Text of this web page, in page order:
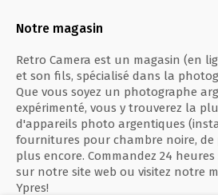
Notre magasin
Retro Camera est un magasin (en
et son fils, spécialisé dans la
Que vous soyez un photographe
expérimenté, vous y trouverez la
d'appareils photo argentiques
fournitures pour chambre noire, de
plus encore. Commandez 24
sur notre site web ou visitez notre
Ypres!